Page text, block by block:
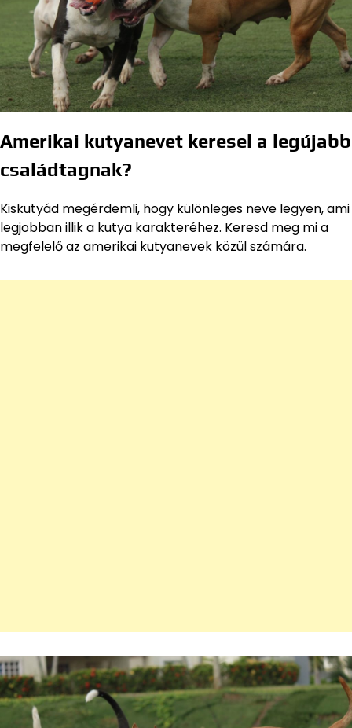
Amerikai kutyanevet keresel a legújabb
családtagnak?
Kiskutyád megérdemli, hogy különleges neve legyen, ami
legjobban illik a kutya karakteréhez. Keresd meg mi a
megfelelő az amerikai kutyanevek közül számára.